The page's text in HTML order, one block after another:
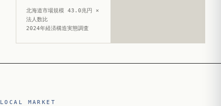
北海道市場規模 43.0兆円 ×
法人数比
2024年経済構造実態調査
LOCAL MARKET